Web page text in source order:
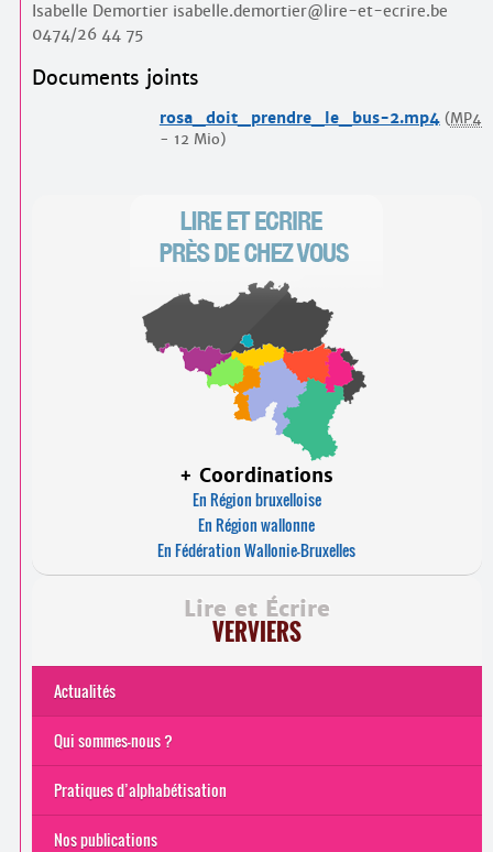
Isabelle Demortier isabelle.demortier@lire-et-ecrire.be
0474/26 44 75
Documents joints
rosa_doit_prendre_le_bus-2.mp4 (MP4
- 12 Mio)
+ Coordinations
En Région bruxelloise
En Région wallonne
En Fédération Wallonie-Bruxelles
Lire et Écrire
VERVIERS
Actualités
Qui sommes-nous ?
Pratiques d’alphabétisation
Nos publications